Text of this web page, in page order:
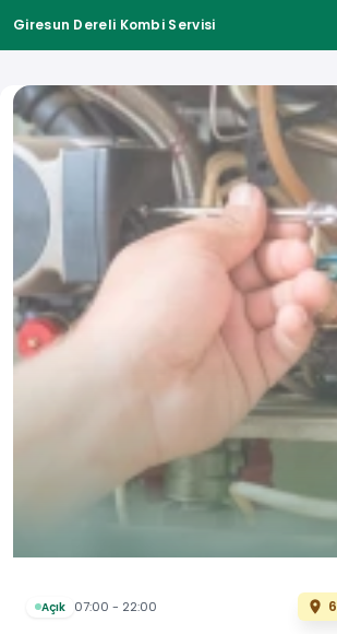
Giresun Dereli Kombi Servisi
Açık 07:00 - 22:00